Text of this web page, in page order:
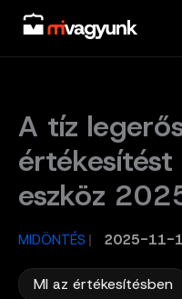
Skip
content
A tíz
eszköz
MIDÖNTÉS / 2025-11-
MI az értékesítésben